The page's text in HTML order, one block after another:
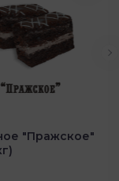
"Пражское"